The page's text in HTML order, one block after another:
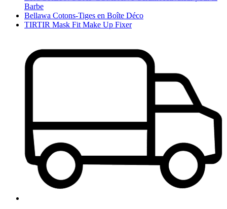
Barbe
Bellawa Cotons-Tiges en Boîte Déco
TIRTIR Mask Fit Make Up Fixer